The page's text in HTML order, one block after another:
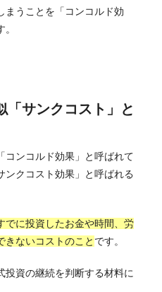
まうことを「コンコルド効
「サンクコスト」と
コンコルド効果」と呼ばれて
ンクコスト効果」と呼ばれる
でに投資したお金や時間、労
きないコストのこと です。
投資の継続を判断する材料に